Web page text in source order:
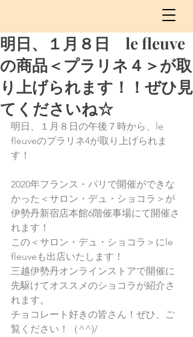
明日、１月８日 le fleuve
の商品＜プラリネ４＞が取
り上げられます！！ぜひ見
てくださいね☆
明日、１月８日の午後７時から、le
fleuveのプラリネ4が取り上げられま
す！
2020年フランス・パリで開催ができな
かった＜サロン・デュ・ショコラ＞が
伊勢丹新宿店本館6階催事場にて開催さ
れます！
この＜サロン・デュ・ショコラ＞にle
fleuveも出店いたします！
三越伊勢丹オンラインストアで開催に
先駆けてオススメのショコラが紹介さ
れます。
チョコレート好きの皆さん！ぜひ、ご
覧ください！（^^)/